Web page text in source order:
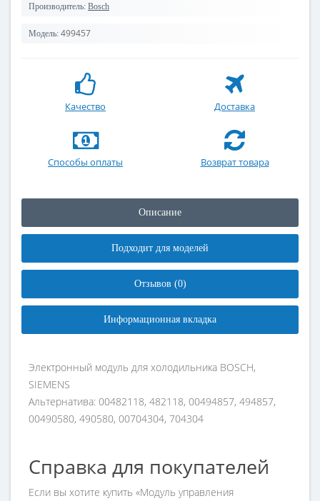
Производитель: Bosch
Модель: 499457
Качество Доставка
Способы оплаты Возврат товара
Описание
Подходит для моделей
Отзывов (0)
Информационная вкладка
Электронный модуль для холодильника BOSCH,
SIEMENS
Альтернатива: 00482118, 482118, 00494857, 494857,
00490580, 490580, 00704304, 704304
Справка для покупателей
Если вы хотите купить «Модуль управления